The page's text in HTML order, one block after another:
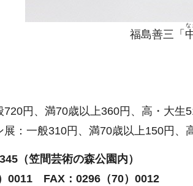
福島善三「
な
720円、満70歳以上360円、高・大生
展：一般310円、満70歳以上150円、
（笠間芸術の森公園内）
0011
FAX ：0296（70）0012